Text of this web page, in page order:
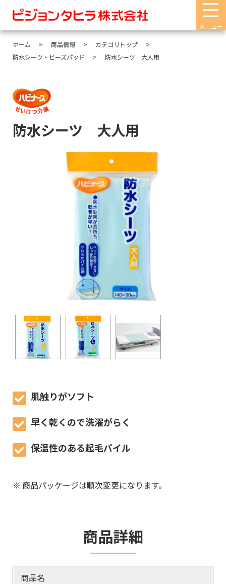
メニュー
ホーム 商品情報
カテゴリトップ
防水シーツ・ビーズパッド
防水シーツ 大人用
防水シーツ 大人用
肌触りがソフト
早く乾くので洗濯がらく
保温性のある起毛パイル
※ 商品パッケージは順次変更になります。
商品詳細
商品名